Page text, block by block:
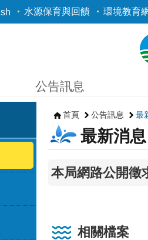
水源保育與回饋 環境教育
公告訊息
首頁 公告訊息 最
最新消息
本局網路公開徵
相關檔案